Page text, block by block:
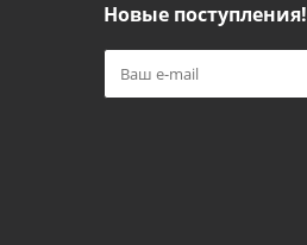
Новые поступления!